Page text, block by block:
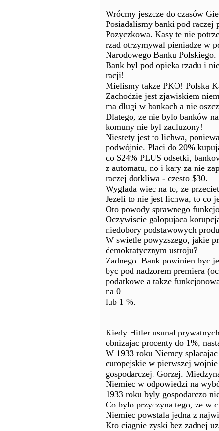
Wrócmy jeszcze do czasów
Posiadalismy banki pod raczej
Pozyczkowa. Kasy te nie
rzad otrzymywal pieniadze w
Narodowego Banku Polskiego.
Bank byl pod opieka rzadu i
racji!
Mielismy takze PKO! Polska
Zachodzie jest zjawiskiem
ma dlugi w bankach a nie
Dlatego, ze nie bylo banków
komuny nie byl zadluzony!
Niestety jest to lichwa,
podwójnie. Placi do 20%
do $24% PLUS odsetki,
z automatu, no i kary za nie
raczej dotkliwa - czesto $30.
Wyglada wiec na to, ze
Jezeli to nie jest lichwa, to co
Oto powody sprawnego
Oczywiscie galopujaca
niedobory podstawowych
W swietle powyzszego, jakie
demokratycznym ustroju?
Zadnego. Bank powinien byc
byc pod nadzorem premiera
podatkowe a takze
na 0
lub 1 %.
Kiedy Hitler usunal
obnizajac procenty do 1%,
W 1933 roku Niemcy
europejskie w pierwszej
gospodarczej. Gorzej.
Niemiec w odpowiedzi na
1933 roku byly gospodarczo
Co bylo przyczyna tego, ze w
Niemiec powstala jedna z
Kto ciagnie zyski bez zadnej